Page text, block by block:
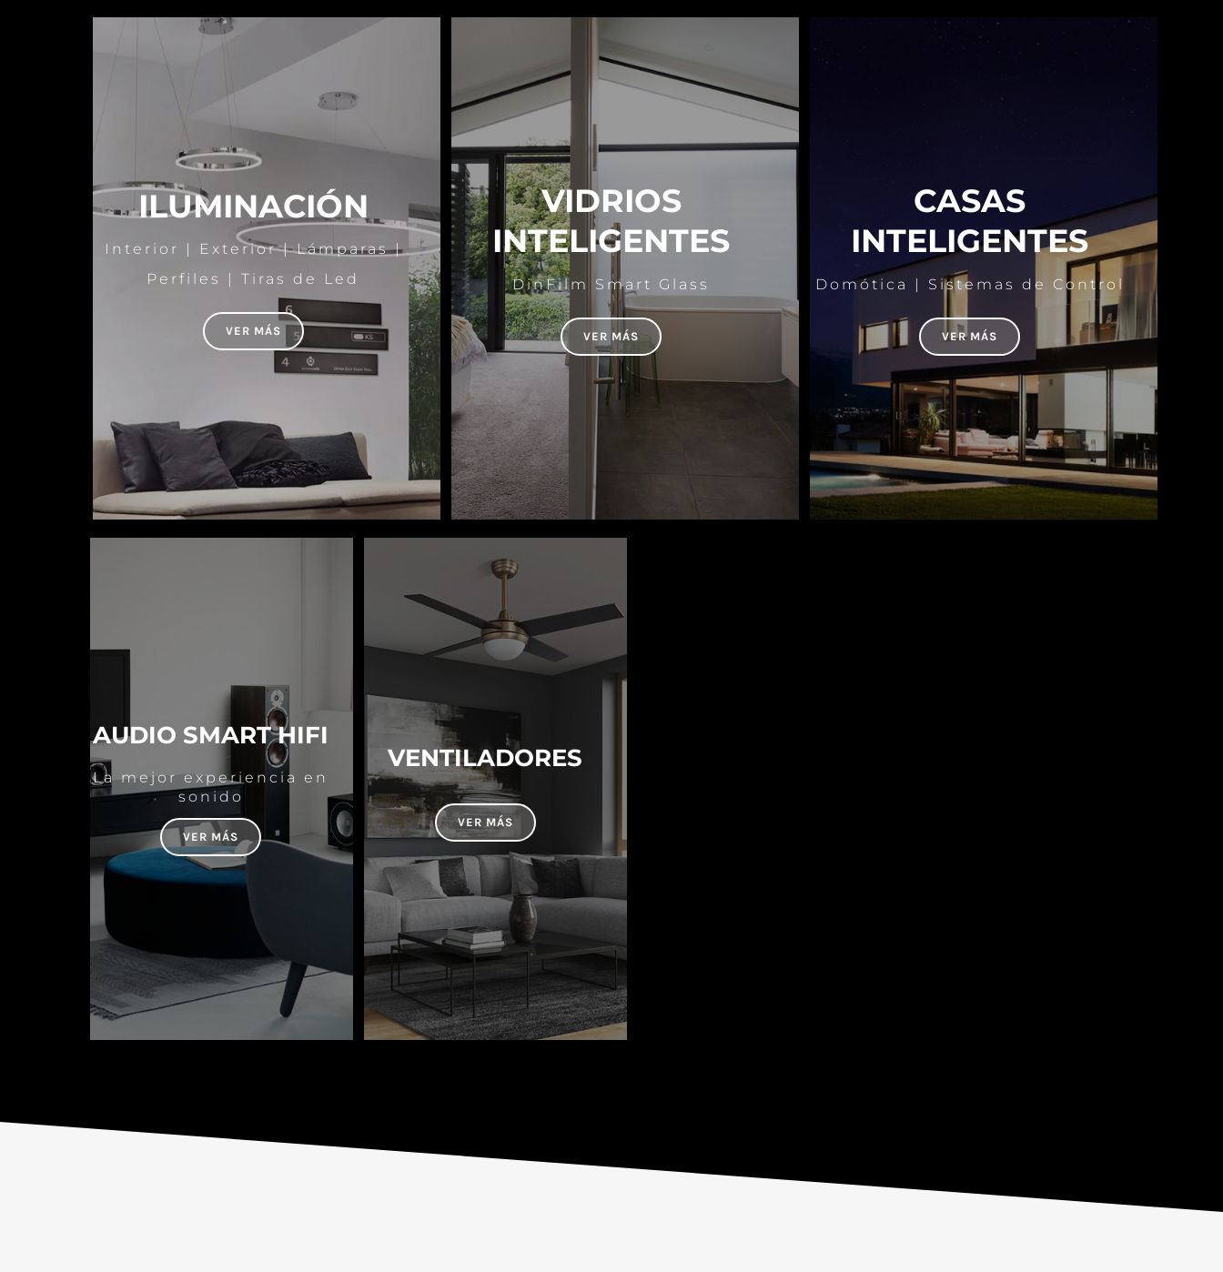
ILUMINACIÓN
Interior | Exterior | Lámparas |
Perfiles | Tiras de Led
VER MÁS
VIDRIOS
INTELIGENTES
DinFilm Smart Glass
VER MÁS
CASAS
INTELIGENTES
Domótica | Sistemas de Control
VER MÁS
AUDIO SMART HIFI
La mejor experiencia en
sonido
VER MÁS
VENTILADORES
VER MÁS